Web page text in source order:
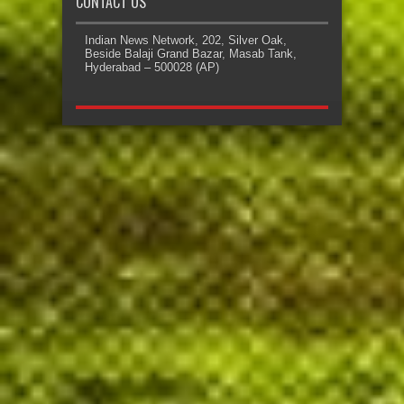
Indian News Network, 202, Silver Oak,
Beside Balaji Grand Bazar, Masab Tank,
Hyderabad – 500028 (AP)